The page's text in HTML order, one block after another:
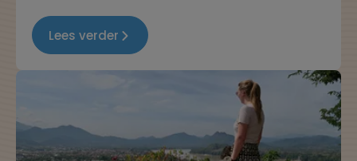
ervaringen, inzichten en mooiste herinneringen.
Lees verder